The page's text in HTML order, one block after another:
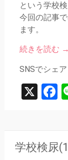
という学校
今回の記事
ます。
続きを読む →
SNSでシェア
X
学校検尿